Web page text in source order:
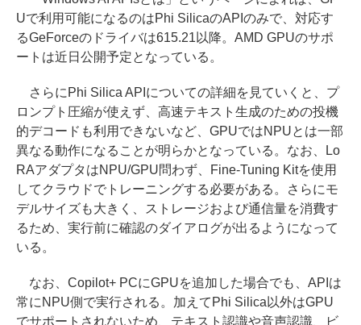
Uで利用可能になるのはPhi SilicaのAPIのみで、対応す
るGeForceのドライバは615.21以降。AMD GPUのサポ
ートは近日公開予定となっている。
さらにPhi Silica APIについての詳細を見ていくと、プ
ロンプト圧縮が使えず、高速テキスト生成のための投機
的デコードも利用できないなど、GPUではNPUとは一部
異なる動作になることが明らかとなっている。なお、Lo
RAアダプタはNPU/GPU問わず、Fine-Tuning Kitを使用
してクラウドでトレーニングする必要がある。さらにモ
デルサイズも大きく、ストレージおよび通信量を消費す
るため、実行前に確認のダイアログが出るようになって
いる。
なお、Copilot+ PCにGPUを追加した場合でも、APIは
常にNPU側で実行される。加えてPhi Silica以外はGPU
でサポートされないため、テキスト認識や音声認識、ビ